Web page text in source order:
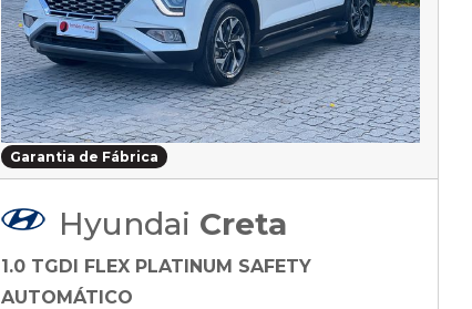
Garantia de Fábrica
Hyundai Creta
1.0 TGDI FLEX PLATINUM SAFETY
AUTOMÁTICO